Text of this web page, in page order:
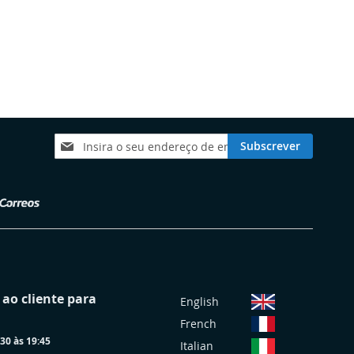
Subscreva
a
Subscrever
cliente para
às 19:45
English
French
Italian